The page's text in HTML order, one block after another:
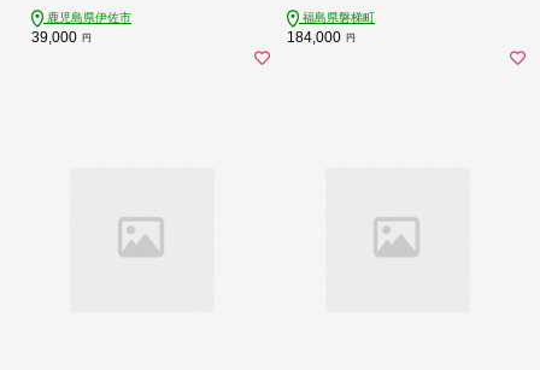
鹿児島県伊佐市
39,000 円
福島県磐梯町
184,000 円